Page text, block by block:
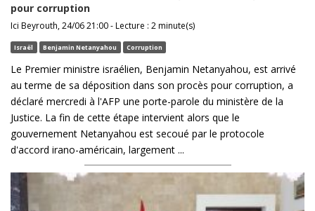
pour corruption
Ici Beyrouth, 24/06 21:00 - Lecture : 2 minute(s)
Israël Benjamin Netanyahou Corruption
Le Premier ministre israélien, Benjamin Netanyahou, est arrivé
au terme de sa déposition dans son procès pour corruption, a
déclaré mercredi à l'AFP une porte-parole du ministère de la
Justice. La fin de cette étape intervient alors que le
gouvernement Netanyahou est secoué par le protocole
d'accord irano-américain, largement ...